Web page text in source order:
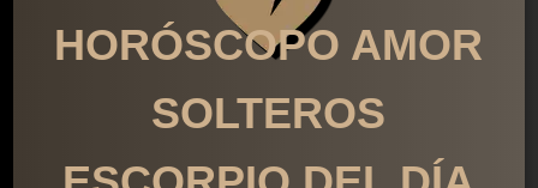
HORÓSCOPO AMOR
SOLTEROS